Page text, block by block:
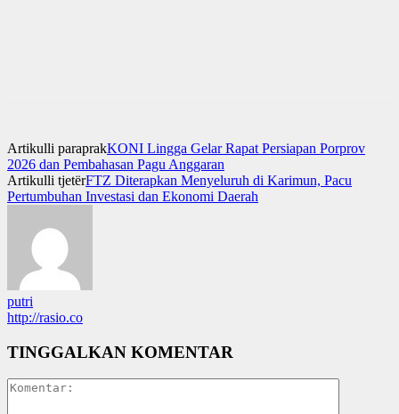
Artikulli paraprakKONI Lingga Gelar Rapat Persiapan Porprov
2026 dan Pembahasan Pagu Anggaran
Artikulli tjetërFTZ Diterapkan Menyeluruh di Karimun, Pacu
Pertumbuhan Investasi dan Ekonomi Daerah
putri
http://rasio.co
TINGGALKAN KOMENTAR